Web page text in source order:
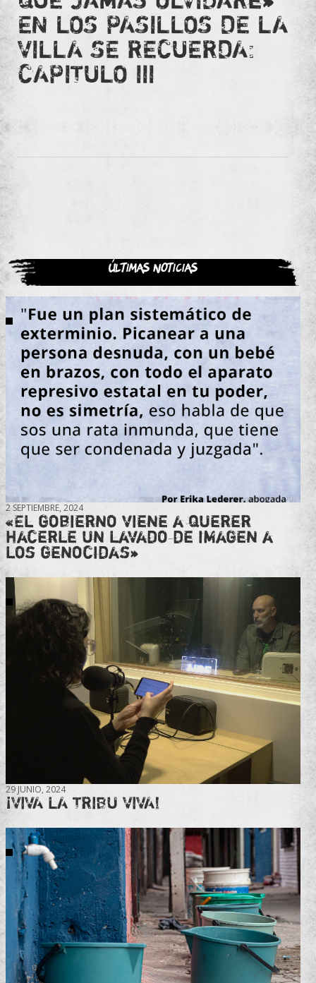
EN LOS PASILLOS DE LA
VILLA SE RECUERDA:
CAPITULO III
Últimas noticias
2 SEPTIEMBRE, 2024
«El gobierno viene a querer
hacerle un lavado de imagen a
los genocidas»
29 JUNIO, 2024
¡VIVA LA TRIBU VIVA!